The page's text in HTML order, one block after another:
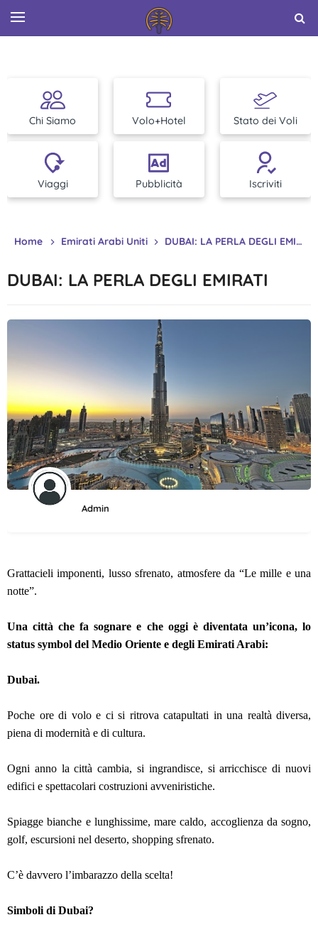
Chi Siamo Volo+Hotel Stato dei Voli
Viaggi Pubblicità Iscriviti
Home Emirati Arabi Uniti DUBAI: LA PERLA DEGLI EMIRATI
DUBAI: LA PERLA DEGLI EMIRATI
Admin
Grattacieli imponenti, lusso sfrenato, atmosfere da “Le mille e una
notte”.
Una città che fa sognare e che oggi è diventata un’icona, lo
status symbol del Medio Oriente e degli Emirati Arabi:
Dubai.
Poche ore di volo e ci si ritrova catapultati in una realtà diversa,
piena di modernità e di cultura.
Ogni anno la città cambia, si ingrandisce, si arricchisce di nuovi
edifici e spettacolari costruzioni avveniristiche.
Spiagge bianche e lunghissime, mare caldo, accoglienza da sogno,
golf, escursioni nel deserto, shopping sfrenato.
C’è davvero l’imbarazzo della scelta!
Simboli di Dubai?